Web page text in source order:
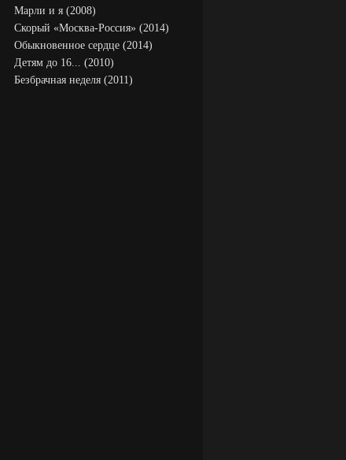
Марли и я (2008)
Скорый «Москва-Россия» (2014)
Обыкновенное сердце (2014)
Детям до 16... (2010)
Безбрачная неделя (2011)